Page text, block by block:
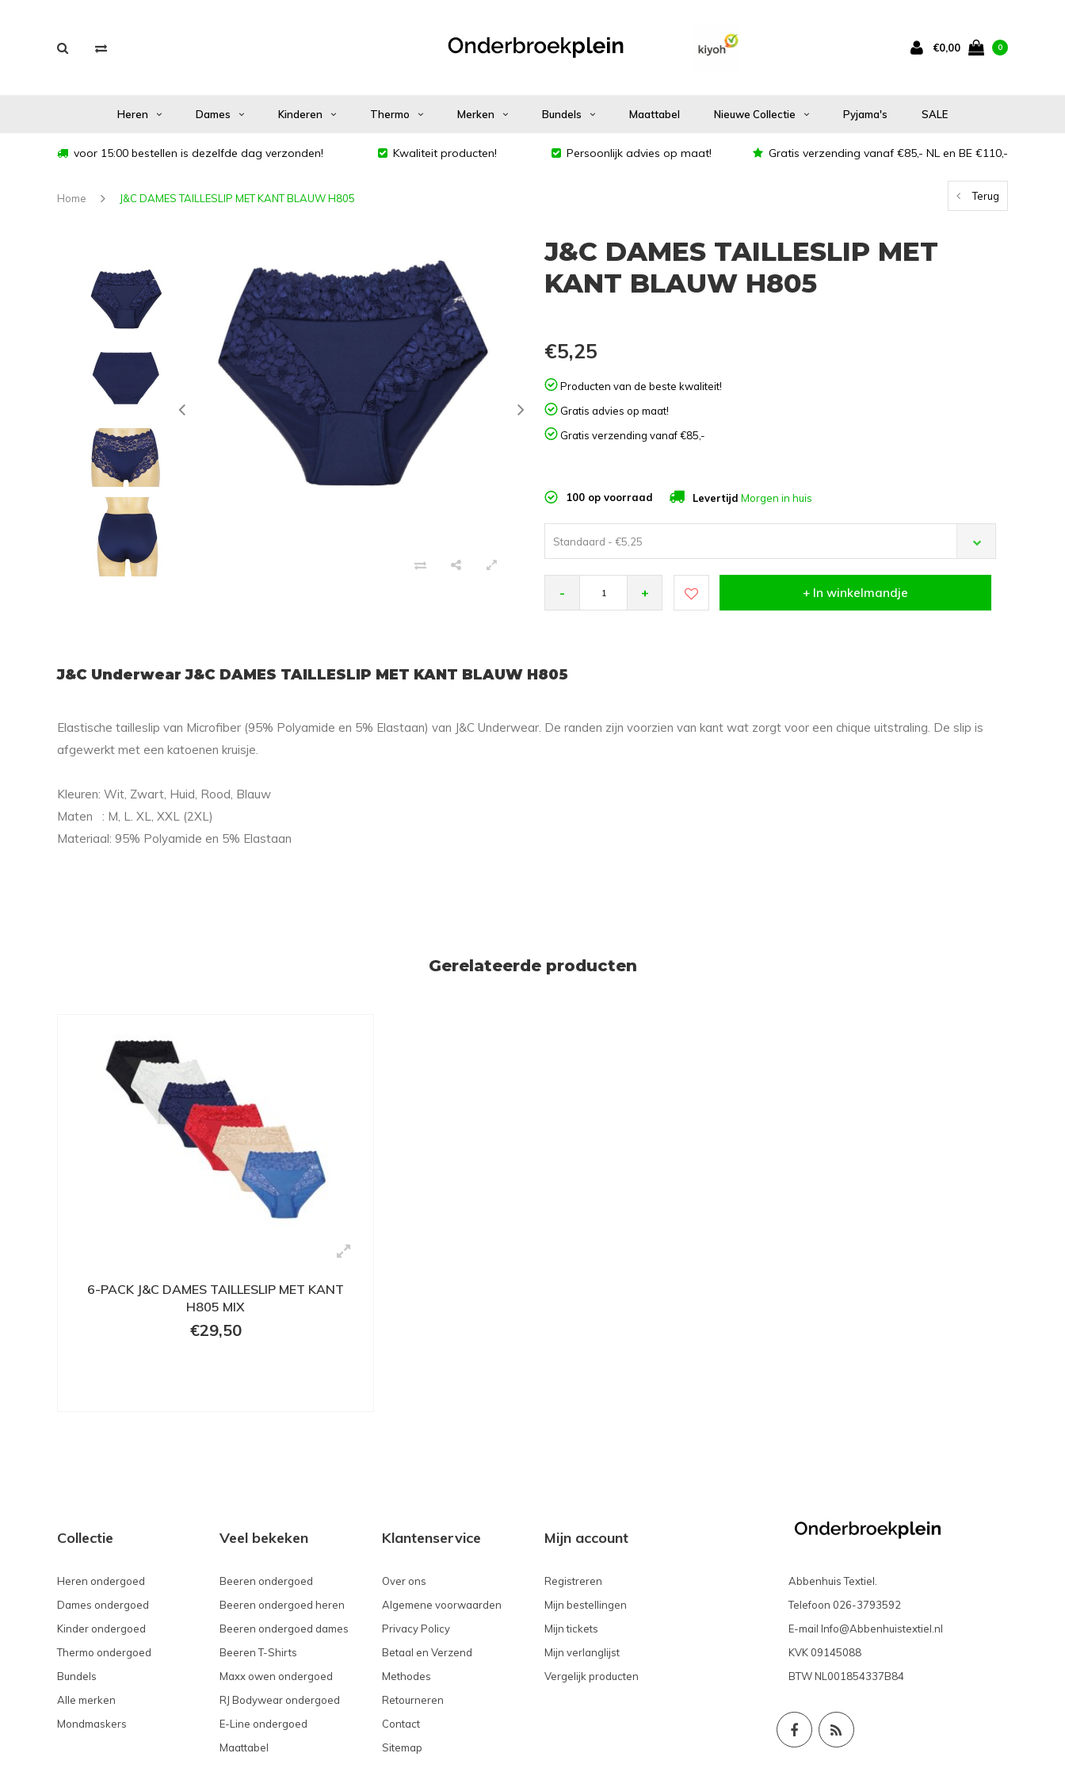
€0,00 0
Heren Dames Kinderen Thermo Merken Bundels Maattabel Nieuwe Collectie Pyjama's SALE
voor 15:00 bestellen is dezelfde dag verzonden! Kwaliteit producten! Persoonlijk advies op maat! Gratis verzending vanaf €85,- NL en BE €110,-
Home J&C DAMES TAILLESLIP MET KANT BLAUW H805 Terug
J&C DAMES TAILLESLIP MET
KANT BLAUW H805
€5,25
Producten van de beste kwaliteit!
Gratis advies op maat!
Gratis verzending vanaf €85,-
100 op voorraad Levertijd Morgen in huis
Standaard - €5,25
- + + In winkelmandje
J&C Underwear J&C DAMES TAILLESLIP MET KANT BLAUW H805
Elastische tailleslip van Microfiber (95% Polyamide en 5% Elastaan) van J&C Underwear. De randen zijn voorzien van kant wat zorgt voor een chique uitstraling. De slip is
afgewerkt met een katoenen kruisje.
Kleuren: Wit, Zwart, Huid, Rood, Blauw
Maten : M, L. XL, XXL (2XL)
Materiaal: 95% Polyamide en 5% Elastaan
Gerelateerde producten
6-PACK J&C DAMES TAILLESLIP MET KANT
H805 MIX
€29,50
Collectie
Heren ondergoed
Dames ondergoed
Kinder ondergoed
Thermo ondergoed
Bundels
Alle merken
Mondmaskers
Veel bekeken
Beeren ondergoed
Beeren ondergoed heren
Beeren ondergoed dames
Beeren T-Shirts
Maxx owen ondergoed
RJ Bodywear ondergoed
E-Line ondergoed
Maattabel
Klantenservice
Over ons
Algemene voorwaarden
Privacy Policy
Betaal en Verzend
Methodes
Retourneren
Contact
Sitemap
Mijn account
Registreren
Mijn bestellingen
Mijn tickets
Mijn verlanglijst
Vergelijk producten
Abbenhuis Textiel.
Telefoon 026-3793592
E-mail Info@Abbenhuistextiel.nl
KVK 09145088
BTW NL001854337B84